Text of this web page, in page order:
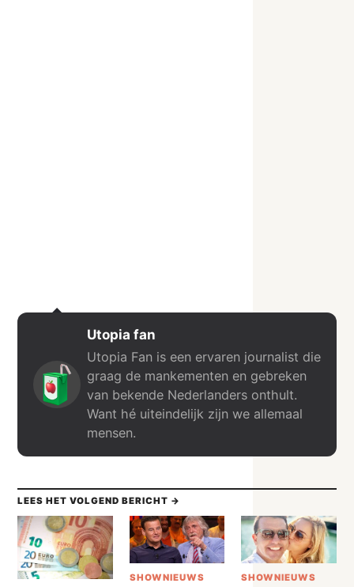
Utopia fan
Utopia Fan is een ervaren journalist die
graag de mankementen en gebreken
van bekende Nederlanders onthult.
Want hé uiteindelijk zijn we allemaal
mensen.
LEES HET VOLGEND BERICHT →
SHOWNIEUWS SHOWNIEUWS